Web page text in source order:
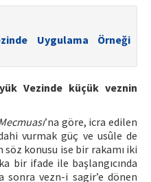
Uygulama Örneği
Vezinde küçük veznin
’na göre, icra edilen
vurmak güç ve usûle de
konusu ise bir rakamı iki
bir ifade ile başlangıcında
vezn-i sagir’e dönen